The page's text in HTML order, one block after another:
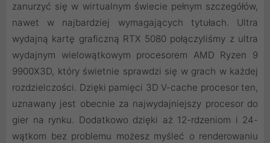
zanurzyć się w wirtualnym świecie pełnym szczegółów,
nawet w najbardziej wymagających tytułach. Ultra
wydajną kartę graficzną RTX 5080 połączyliśmy z ultra
wydajnym wielowątkowym procesorem AMD Ryzen 9
9900X3D, który świetnie sprawdzi się w grach w każdej
rozdzielczości. Dzięki pamięci 3D V-cache procesor ten,
uznawany jest obecnie za najwydajniejszy procesor do
gier na rynku. Dodatkowo dzięki aż 12-rdzeniom i 24-
wątkom bez problemu możesz myśleć o renderowaniu